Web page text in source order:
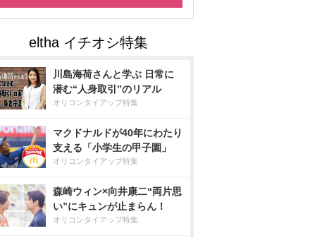
川島海荷さんと学ぶ 日常に
潜む“人身取引”のリアル
オリコンタイアップ特集
マクドナルドが40年にわたり
支える「小学生の甲子園」
オリコンタイアップ特集
森崎ウィン×向井康二“両片思
い”にキュンが止まらん！
オリコンタイアップ特集